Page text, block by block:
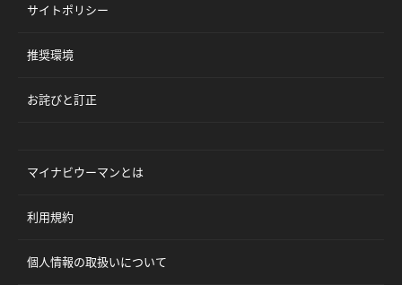
サイトポリシー
推奨環境
お詫びと訂正
マイナビウーマンとは
利用規約
個人情報の取扱いについて